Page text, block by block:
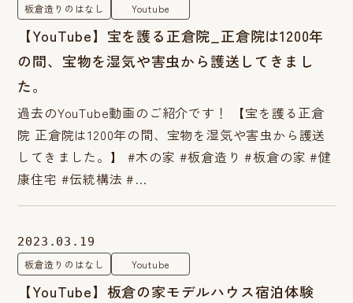
板倉造りのはなし Youtube
【YouTube】宝を護る正倉院_正倉院は1200年
の間、宝物を湿気や害虫から護送してきまし
た。
過去のYouTube動画のご紹介です！ 【宝を護る正倉
院 正倉院は1200年の間、宝物を湿気や害虫から護送
してきました。】 #木の家 #板倉造り #板倉の家 #健
康住宅 #伝統構法 #…
2023.03.19
板倉造りのはなし Youtube
【YouTube】板倉の家モデルハウス宿泊体験